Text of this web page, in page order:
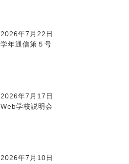
2026年7月22日
学年通信第５号
2026年7月17日
Web学校説明会
2026年7月10日